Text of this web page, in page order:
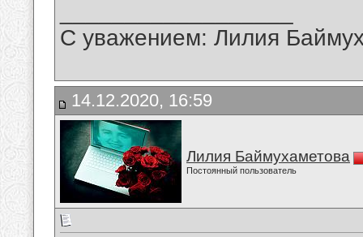
С уважением: Лилия
14.12.2020, 16:59
Лилия Баймухаметова
Постоянный пользователь